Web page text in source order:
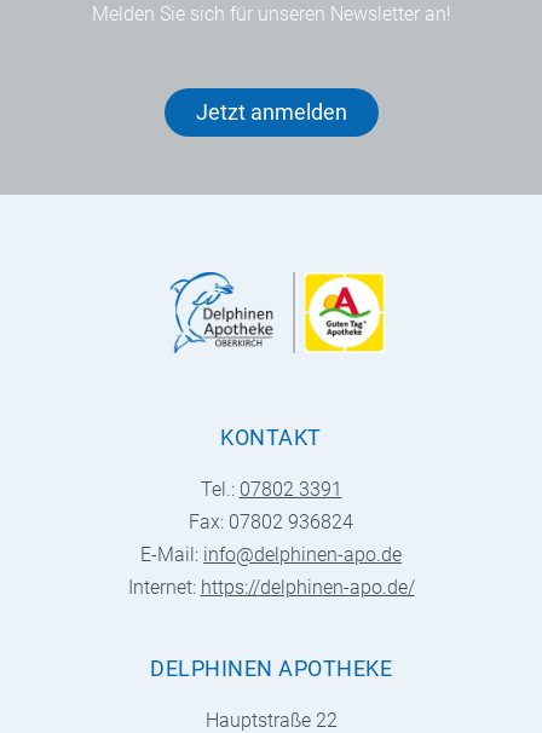
Melden Sie sich für unseren Newsletter an!
Jetzt anmelden
KONTAKT
Tel.: 07802 3391
Fax: 07802 936824
E-Mail: info@delphinen-apo.de
Internet: https://delphinen-apo.de/
DELPHINEN APOTHEKE
Hauptstraße 22